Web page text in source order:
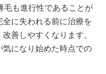
毛も進行性であることが
に失われる前に治療を
善しやすくなります。
になり始めた時点での